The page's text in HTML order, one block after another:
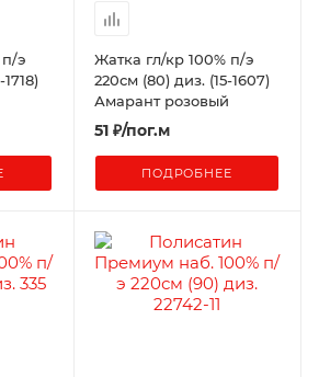
п/э
Жатка гл/кр 100% п/э
220см (80) диз. (15-1607)
Амарант розовый
51₽/пог.м
ПОДРОБНЕЕ